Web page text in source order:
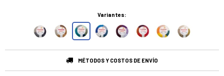
Variantes:
MÉTODOS Y COSTOS DE ENVÍO